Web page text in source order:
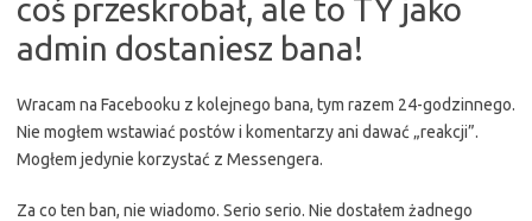
plakat”
coś przeskrobał, ale to TY jako
admin dostaniesz bana!
Wracam na Facebooku z kolejnego bana, tym razem 24-godzinnego.
Nie mogłem wstawiać postów i komentarzy ani dawać „reakcji”.
Mogłem jedynie korzystać z Messengera.
Za co ten ban, nie wiadomo. Serio serio. Nie dostałem żadnego